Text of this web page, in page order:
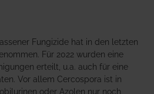
Fungizide hat in den letzten
Für 2022 wurden eine
erteilt, u.a. auch für eine
Vor allem Cercospora ist in
oder Azolen nur noch